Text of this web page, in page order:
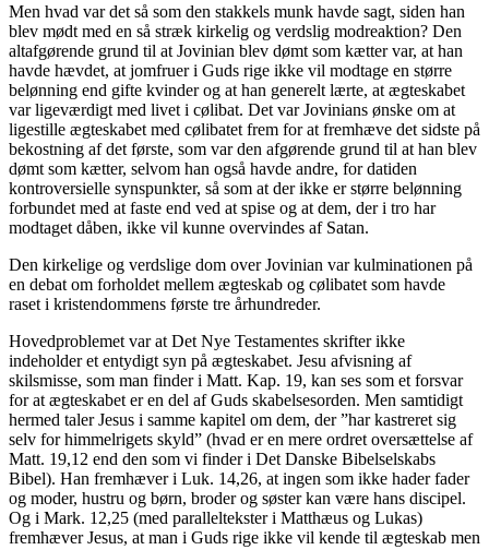
Men hvad var det så som den stakkels munk havde sagt, siden han
blev mødt med en så stræk kirkelig og verdslig modreaktion? Den
altafgørende grund til at Jovinian blev dømt som kætter var, at han
havde hævdet, at jomfruer i Guds rige ikke vil modtage en større
belønning end gifte kvinder og at han generelt lærte, at ægteskabet
var ligeværdigt med livet i cølibat. Det var Jovinians ønske om at
ligestille ægteskabet med cølibatet frem for at fremhæve det sidste på
bekostning af det første, som var den afgørende grund til at han blev
dømt som kætter, selvom han også havde andre, for datiden
kontroversielle synspunkter, så som at der ikke er større belønning
forbundet med at faste end ved at spise og at dem, der i tro har
modtaget dåben, ikke vil kunne overvindes af Satan.
Den kirkelige og verdslige dom over Jovinian var kulminationen på
en debat om forholdet mellem ægteskab og cølibatet som havde
raset i kristendommens første tre århundreder.
Hovedproblemet var at Det Nye Testamentes skrifter ikke
indeholder et entydigt syn på ægteskabet. Jesu afvisning af
skilsmisse, som man finder i Matt. Kap. 19, kan ses som et forsvar
for at ægteskabet er en del af Guds skabelsesorden. Men samtidigt
hermed taler Jesus i samme kapitel om dem, der ”har kastreret sig
selv for himmelrigets skyld” (hvad er en mere ordret oversættelse af
Matt. 19,12 end den som vi finder i Det Danske Bibelselskabs
Bibel). Han fremhæver i Luk. 14,26, at ingen som ikke hader fader
og moder, hustru og børn, broder og søster kan være hans discipel.
Og i Mark. 12,25 (med paralleltekster i Matthæus og Lukas)
fremhæver Jesus, at man i Guds rige ikke vil kende til ægteskab men